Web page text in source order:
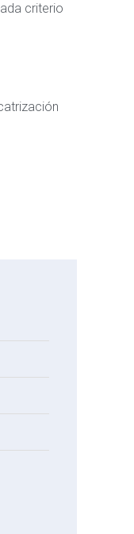
criterio